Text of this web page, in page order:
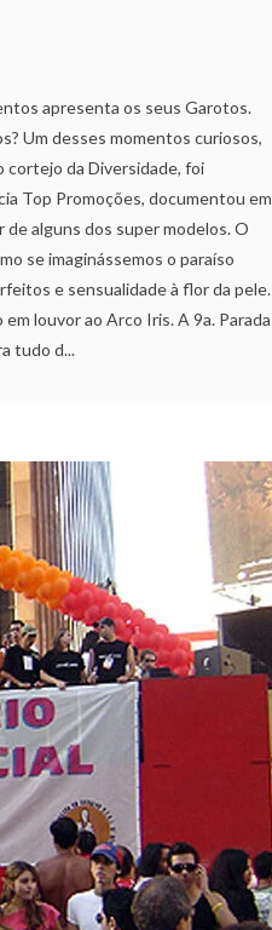
apresenta os seus Garotos.
Um desses momentos curiosos,
cortejo da Diversidade, foi
Top Promoções, documentou em
alguns dos super modelos. O
se imaginássemos o paraíso
e sensualidade à flor da pele.
louvor ao Arco Iris. A 9a. Parada
tudo d...